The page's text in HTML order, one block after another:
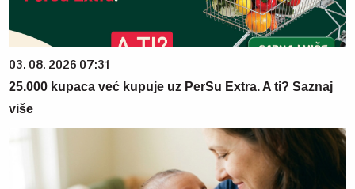
03. 08. 2026 07:31
25.000 kupaca već kupuje uz PerSu Extra. A ti? Saznaj
više